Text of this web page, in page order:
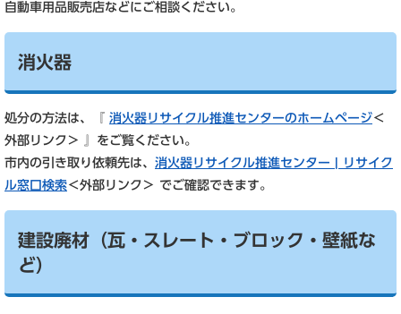
自動車用品販売店などにご相談ください。
消火器
処分の方法は、『 消火器リサイクル推進センターのホームページ＜
外部リンク＞
』をご覧ください。
市内の引き取り依頼先は、 消火器リサイクル推進センター | リサイク
ル窓口検索＜外部リンク＞ でご確認できます。
建設廃材（瓦・スレート・ブロック・壁紙な
ど）